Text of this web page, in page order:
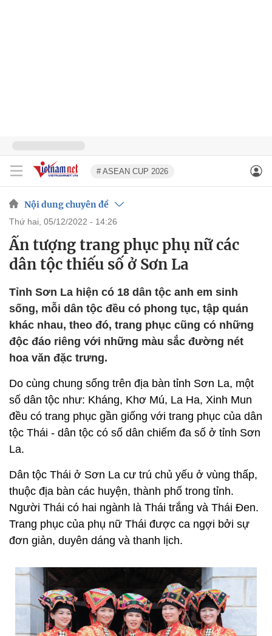
# ASEAN CUP 2026
Nội dung chuyên đề
thứ hai, 05/12/2022 - 14:26
Ấn tượng trang phục phụ nữ các
dân tộc thiếu số ở Sơn La
Tỉnh Sơn La hiện có 18 dân tộc anh em sinh
sống, mỗi dân tộc đều có phong tục, tập quán
khác nhau, theo đó, trang phục cũng có những
độc đáo riêng với những màu sắc đường nét
hoa văn đặc trưng.
Do cùng chung sống trên địa bàn tỉnh Sơn La, một
số dân tộc như: Kháng, Khơ Mú, La Ha, Xinh Mun
đều có trang phục gần giống với trang phục của dân
tộc Thái - dân tộc có số dân chiếm đa số ở tỉnh Sơn
La.
Dân tộc Thái ở Sơn La cư trú chủ yếu ở vùng thấp,
thuộc địa bàn các huyện, thành phố trong tỉnh.
Người Thái có hai ngành là Thái trắng và Thái Đen.
Trang phục của phụ nữ Thái được ca ngợi bởi sự
đơn giản, duyên dáng và thanh lịch.